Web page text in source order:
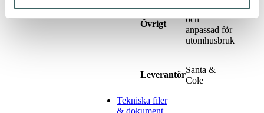
Övrigt
Stapelbar
och
anpassad för
utomhusbruk
LeverantörSanta &
Cole
Tekniska filer
& dokument